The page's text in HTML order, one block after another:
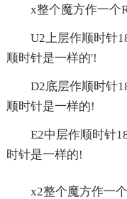
x整个魔方作一个
U2上层作顺时针
顺时针是一样的'!
D2底层作顺时针
顺时针是一样的!
E2中层作顺时针
时针是一样的!
x2整个魔方作一